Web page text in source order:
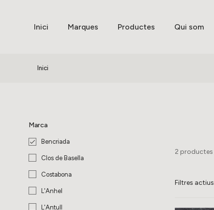
Inici Marques Productes Qui som
Inici
Marca
 Bencriada
Clos de Basella
Costabona
L'Anhel
L'Antull
2 productes
Filtres actius